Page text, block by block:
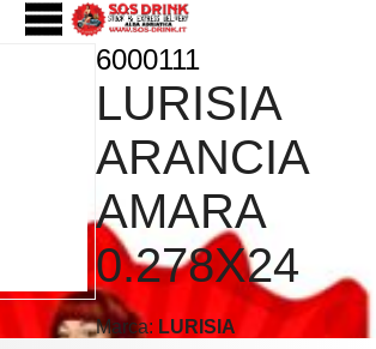
6000111
LURISIA
ARANCIA
AMARA
0.278X24
Marca: LURISIA